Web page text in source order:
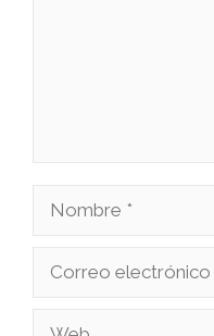
Nombre
Correo
Web